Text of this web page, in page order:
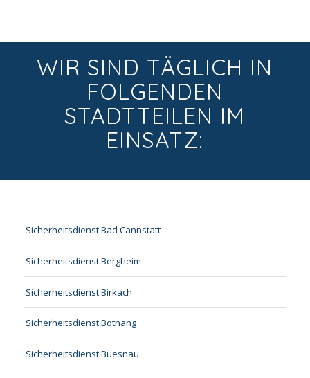
WIR SIND TÄGLICH IN
FOLGENDEN
STADTTEILEN IM
EINSATZ:
Sicherheitsdienst Bad Cannstatt
Sicherheitsdienst Bergheim
Sicherheitsdienst Birkach
Sicherheitsdienst Botnang
Sicherheitsdienst Buesnau